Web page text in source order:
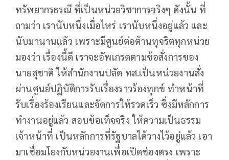
ทรัพยากรธรณี ที่เป็นหน่วยวิชาการจริงๆ ดังนั้น ที่
ถามว่า เรานับหนึ่งเมื่อไหร่ เรานับหนึ่งอยู่แล้ว และ
นับมานานแล้ว เพราะมีศูนย์ต่อต้านทุจริตทุกหน่วย
มองว่า เรื่องนี้ดี เราจะอัพเกรดตามข้อสั่งการของ
นายสุชาติ ให้สำนักงานปลัด ทส.เป็นหน่วยงานสั่ง
ผ่านศูนย์ปฏิบัติการรับเรื่องราวร้องทุกข์ ทำหน้าที่
รับเรื่องร้องเรียนและจัดการให้รวดเร็ว ซึ่งมีหลักการ
ทำงานอยู่แล้ว สอบข้อเท็จจริง ให้ความเป็นธรรม
เจ้าหน้าที่ เป็นหลักการที่รัฐบาลได้วางไว้อยู่แล้ว เอา
มาเชื่อมโยงกับหน่วยงานเพื่อเปิดช่องตรง เพราะ